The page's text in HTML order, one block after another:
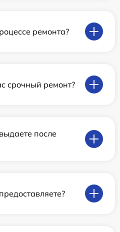
ремонта?
срочный ремонт?
после